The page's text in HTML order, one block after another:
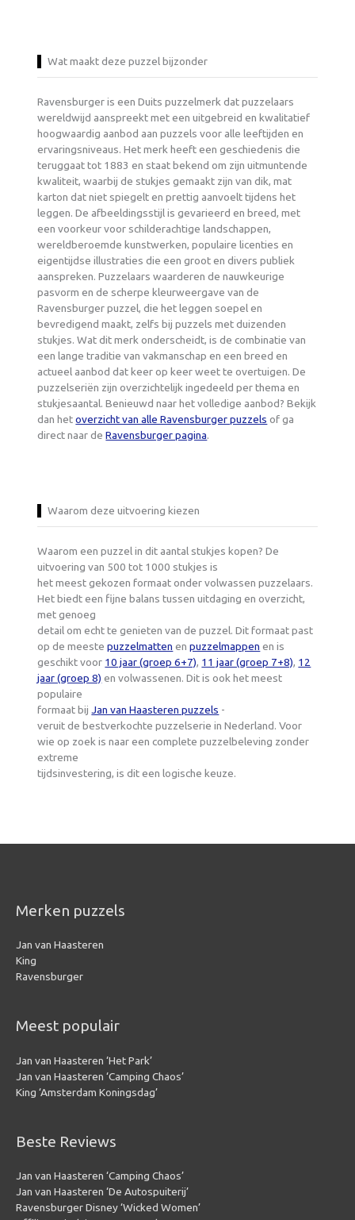
Wat maakt deze puzzel bijzonder
Ravensburger is een Duits puzzelmerk dat puzzelaars
wereldwijd aanspreekt met een uitgebreid en kwalitatief
hoogwaardig aanbod aan puzzels voor alle leeftijden en
ervaringsniveaus. Het merk heeft een geschiedenis die
teruggaat tot 1883 en staat bekend om zijn uitmuntende
kwaliteit, waarbij de stukjes gemaakt zijn van dik, mat
karton dat niet spiegelt en prettig aanvoelt tijdens het
leggen. De afbeeldingsstijl is gevarieerd en breed, met
een voorkeur voor schilderachtige landschappen,
wereldberoemde kunstwerken, populaire licenties en
eigentijdse illustraties die een groot en divers publiek
aanspreken. Puzzelaars waarderen de nauwkeurige
pasvorm en de scherpe kleurweergave van de
Ravensburger puzzel, die het leggen soepel en
bevredigend maakt, zelfs bij puzzels met duizenden
stukjes. Wat dit merk onderscheidt, is de combinatie van
een lange traditie van vakmanschap en een breed en
actueel aanbod dat keer op keer weet te overtuigen. De
puzzelseriën zijn overzichtelijk ingedeeld per thema en
stukjesaantal. Benieuwd naar het volledige aanbod? Bekijk
dan hetoverzicht van alle Ravensburger puzzels of ga
direct naar deRavensburger pagina.
Waarom deze uitvoering kiezen
Waarom een puzzel in dit aantal stukjes kopen? De
uitvoering van 500 tot 1000 stukjes is
het meest gekozen formaat onder volwassen puzzelaars.
Het biedt een fijne balans tussen uitdaging en overzicht,
met genoeg
detail om echt te genieten van de puzzel. Dit formaat past
op de meestepuzzelmatten enpuzzelmappen en is
geschikt voor 10 jaar (groep 6+7), 11 jaar (groep 7+8), 12
jaar (groep 8) en volwassenen. Dit is ook het meest
populaire
formaat bijJan van Haasteren puzzels -
veruit de bestverkochte puzzelserie in Nederland. Voor
wie op zoek is naar een complete puzzelbeleving zonder
extreme
tijdsinvestering, is dit een logische keuze.
Merken puzzels
Jan van Haasteren
King
Ravensburger
Meest populair
Jan van Haasteren ‘Het Park’
Jan van Haasteren ‘Camping Chaos’
King ‘Amsterdam Koningsdag’
Beste Reviews
Jan van Haasteren ‘Camping Chaos’
Jan van Haasteren ‘De Autospuiterij’
Ravensburger Disney ‘Wicked Women’